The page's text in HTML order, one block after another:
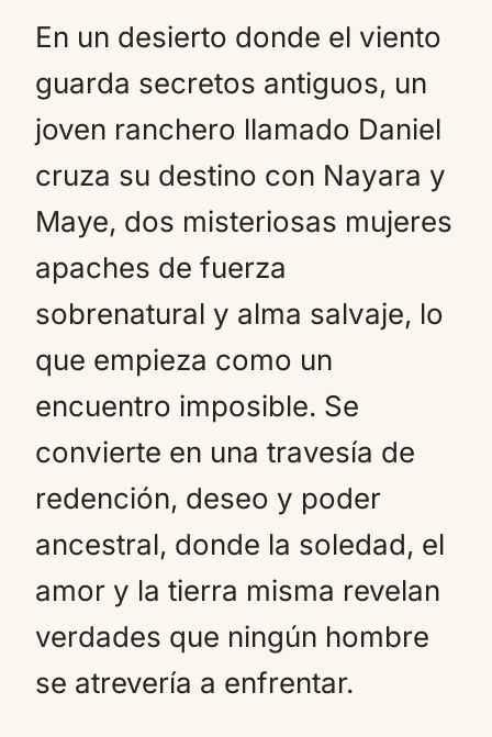
En un desierto donde el viento
guarda secretos antiguos, un
joven ranchero llamado Daniel
cruza su destino con Nayara y
Maye, dos misteriosas mujeres
apaches de fuerza
sobrenatural y alma salvaje, lo
que empieza como un
encuentro imposible. Se
convierte en una travesía de
redención, deseo y poder
ancestral, donde la soledad, el
amor y la tierra misma revelan
verdades que ningún hombre
se atrevería a enfrentar.